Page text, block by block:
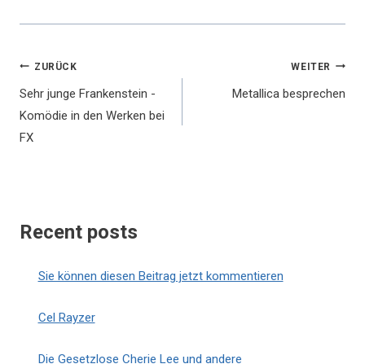
Beitragsnavigation
ZURÜCK
Sehr junge Frankenstein -
Komödie in den Werken bei
FX
WEITER
Metallica besprechen
Recent posts
Sie können diesen Beitrag jetzt kommentieren
Cel Rayzer
Die Gesetzlose Cherie Lee und andere